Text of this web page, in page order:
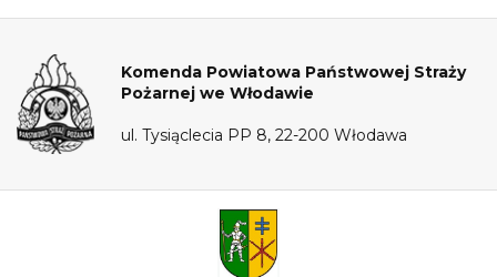
Komenda Powiatowa Państwowej Straży
Pożarnej we Włodawie
ul. Tysiąclecia PP 8, 22-200 Włodawa